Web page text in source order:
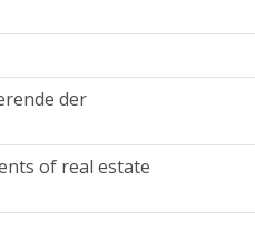
der
of real estate